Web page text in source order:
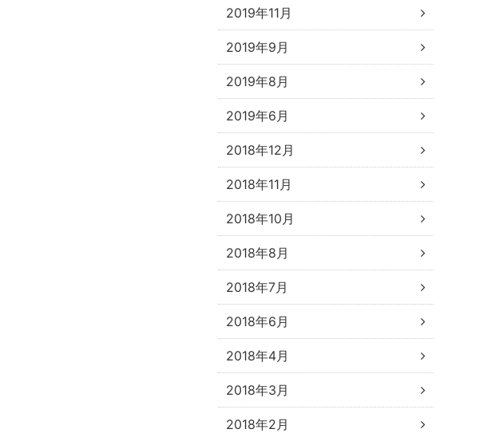
2019年11月
2019年9月
2019年8月
2019年6月
2018年12月
2018年11月
2018年10月
2018年8月
2018年7月
2018年6月
2018年4月
2018年3月
2018年2月